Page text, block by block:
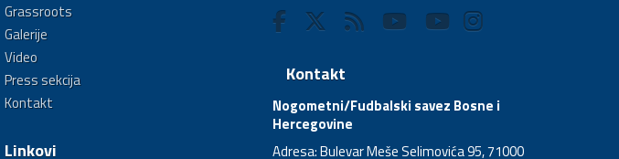
Grassroots
Galerije
Video
Press sekcija
Kontakt
Linkovi
Kontakt
Nogometni/Fudbalski savez Bosne i
Hercegovine
Adresa: Bulevar Meše Selimovića 95, 71000